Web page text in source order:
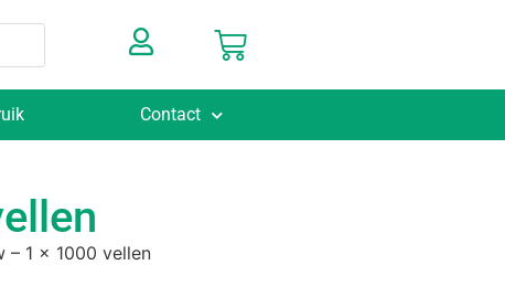
Contact
– 1 x 1000 vellen